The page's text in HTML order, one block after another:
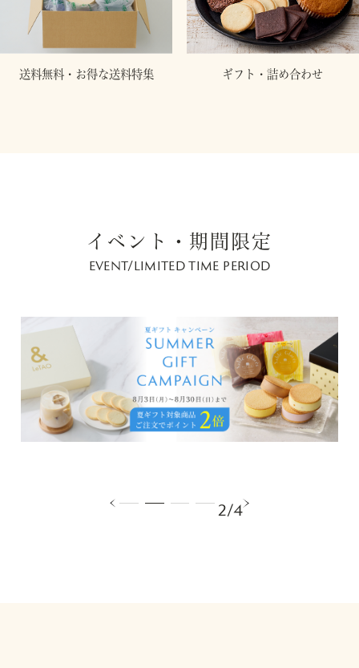
送料無料・お得な送料特集 ギフト・詰め合わせ
イベント・期間限定
EVENT/LIMITED TIME PERIOD
2/4